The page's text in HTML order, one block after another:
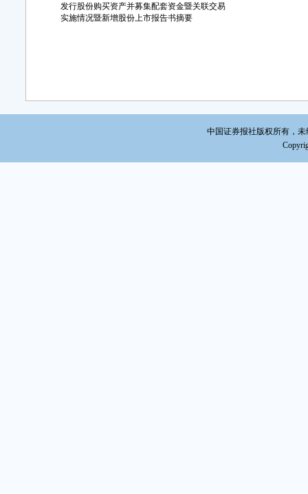
发行股份购买资产并募集配套资金暨关联交易
实施情况暨新增股份上市报告书摘要
中国证券报社版权所有，未